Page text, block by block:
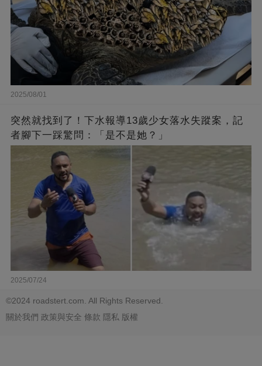
2025/08/01
突然就找到了！下水報導13歲少女落水失蹤案，記
者腳下一踩驚問：「是不是她？」
2025/07/24
©2024 roadstert.com. All Rights Reserved.
關於我們 政策與安全 條款 隱私 版權